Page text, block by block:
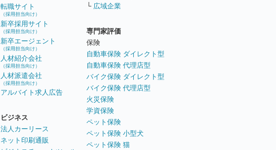
転職サイト
（採用担当向け）
新卒採用サイト
（採用担当向け）
新卒エージェント
（採用担当向け）
人材紹介会社
（採用担当向け）
人材派遣会社
（採用担当向け）
アルバイト求人広告
ビジネス
法人カーリース
ネット印刷通販
└ 広域企業
専門家評価
保険
自動車保険 ダイレクト型
自動車保険 代理店型
バイク保険 ダイレクト型
バイク保険 代理店型
火災保険
学資保険
ペット保険
ペット保険 小型犬
ペット保険 猫